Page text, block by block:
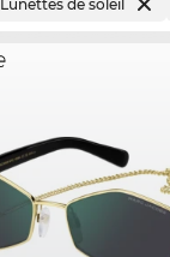
Lunettes de soleil